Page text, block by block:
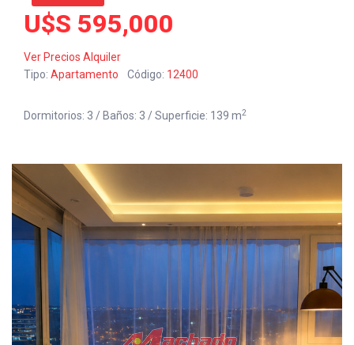
U$S 595,000
Ver Precios Alquiler
Tipo: Apartamento Código: 12400
Dormitorios: 3 / Baños: 3 / Superficie: 139 m2